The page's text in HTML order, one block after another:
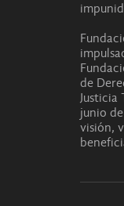
de
Justicia
junio
visión,